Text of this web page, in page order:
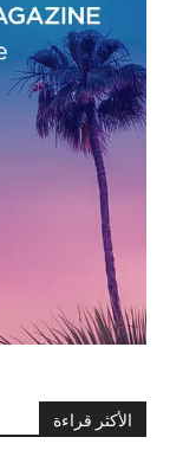
الأكثر قراءة